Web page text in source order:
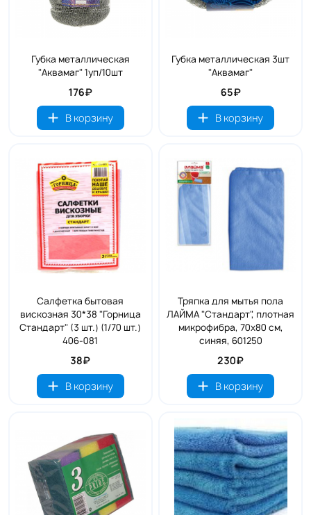
Губка металлическая
"Аквамаг" 1уп/10шт
176₽
В корзину
Губка металлическая 3шт
"Аквамаг"
65₽
В корзину
Салфетка бытовая
вискозная 30*38 "Горница
Стандарт" (3 шт.) (1/70 шт.)
406-081
38₽
В корзину
Тряпка для мытья пола
ЛАЙМА "Стандарт", плотная
микрофибра, 70х80 см,
синяя, 601250
230₽
В корзину